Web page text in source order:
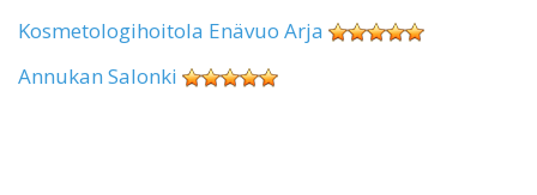
Kosmetologihoitola Enävuo Arja
Annukan Salonki